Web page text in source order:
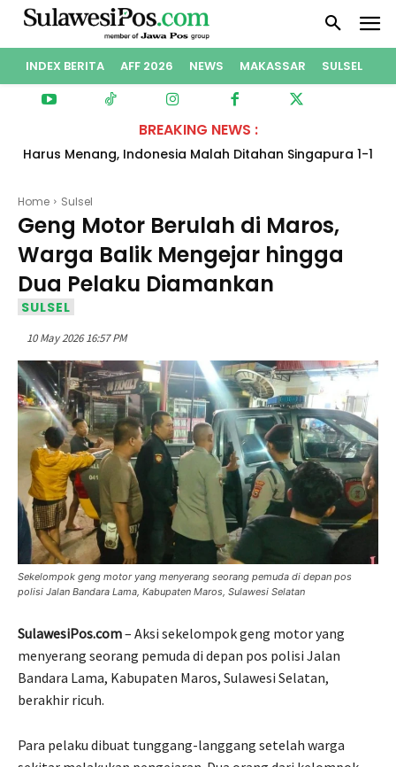
INDEX BERITA AFF 2026 NEWS MAKASSAR SULSEL
BREAKING NEWS :
Harus Menang, Indonesia Malah Ditahan Singapura 1-1
dan Gagal ke Semifinal Piala AFF 2026
Home Sulsel
Geng Motor Berulah di Maros,
Warga Balik Mengejar hingga
Dua Pelaku Diamankan
SULSEL
10 May 2026 16:57 PM
Sekelompok geng motor yang menyerang seorang pemuda di depan pos
polisi Jalan Bandara Lama, Kabupaten Maros, Sulawesi Selatan
SulawesiPos.com– Aksi sekelompok geng motor yang
menyerang seorang pemuda di depan pos polisi Jalan
Bandara Lama, Kabupaten Maros, Sulawesi Selatan,
berakhir ricuh.
Para pelaku dibuat tunggang-langgang setelah warga